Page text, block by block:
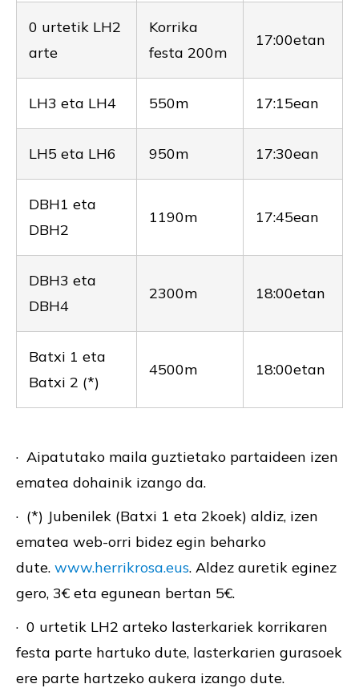
0 urtetik LH2
arte
Korrika
festa 200m
17:00etan
LH3 eta LH4 550m 17:15ean
LH5 eta LH6 950m 17:30ean
DBH1 eta
DBH2
1190m 17:45ean
DBH3 eta
DBH4
2300m 18:00etan
Batxi 1 eta
Batxi 2 (*)
4500m 18:00etan
· Aipatutako maila guztietako partaideen izen
ematea dohainik izango da.
· (*) Jubenilek (Batxi 1 eta 2koek) aldiz, izen
ematea web-orri bidez egin beharko
dute. www.herrikrosa.eus. Aldez auretik eginez
gero, 3€ eta egunean bertan 5€.
· 0 urtetik LH2 arteko lasterkariek korrikaren
festa parte hartuko dute, lasterkarien gurasoek
ere parte hartzeko aukera izango dute.